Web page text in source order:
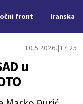
front Iranska
10.5.2026. 17:25
u